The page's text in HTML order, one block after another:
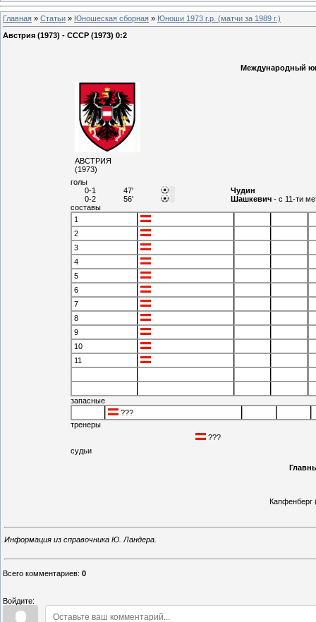
Главная » Статьи » Юношеская cборная » Юноши 1973 г.р. (матчи за 1989 г.)
Австрия (1973) - СССР (1973) 0:2
Международный
АВСТРИЯ
(1973)
голы
0-1
47'
Чудин
0-2
56' Шашкевич - с 11-ти
составы
1
2
3
4
5
6
7
8
9
10
11
запасные
???
тренеры
???
судьи
Капфенберг
Информация из справочника Ю. Ландера.
Всего комментариев: 0
Войдите: